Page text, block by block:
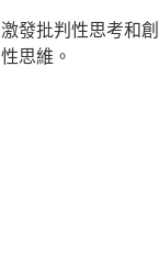
激發批判性思考和
性思維。